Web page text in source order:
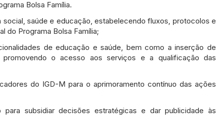
Bolsa Família.
saúde e educação, estabelecendo fluxos, protocolos e
do Programa Bolsa Família;
de educação e saúde, bem como a inserção de
o acesso aos serviços e a qualificação das
do IGD-M para o aprimoramento contínuo das ações
subsidiar decisões estratégicas e dar publicidade às